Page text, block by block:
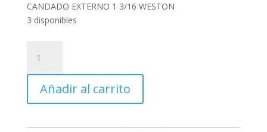
CANDADO EXTERNO 1 3/16 WESTON
3 disponibles
EXTERNO
1
3/16
WESTON
Añadir al carrito